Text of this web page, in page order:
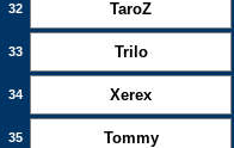
32 TaroZ
33 Trilo
34 Xerex
35 Tommy